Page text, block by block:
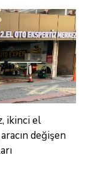
ikinci el
değişen